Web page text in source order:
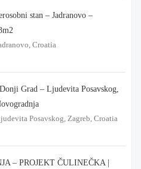
stan – Jadranovo –
Croatia
Grad – Ljudevita Posavskog,
Posavskog, Zagreb, Croatia
– PROJEKT ČULINEČKA |